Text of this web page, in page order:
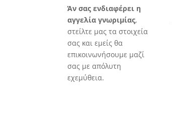
Άν σας ενδιαφέρει η
αγγελία γνωριμίας,
στείλτε μας τα στοιχεία
σας και εμείς θα
επικοινωνήσουμε μαζί
σας με απόλυτη
εχεμύθεια.